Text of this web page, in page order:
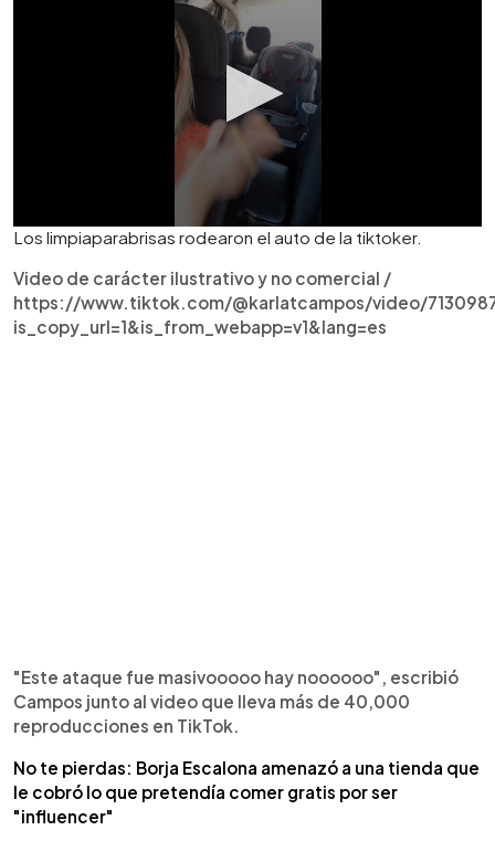
Los limpiaparabrisas rodearon el auto de la tiktoker.
Video de carácter ilustrativo y no comercial /
https://www.tiktok.com/@karlatcampos/video/
is_copy_url=1&is_from_webapp=v1&lang=es
"Este ataque fue masivooooo hay noooooo", escribió
Campos junto al video que lleva más de 40,000
reproducciones en TikTok.
No te pierdas: Borja Escalona amenazó a una tienda que
le cobró lo que pretendía comer gratis por ser
"influencer"